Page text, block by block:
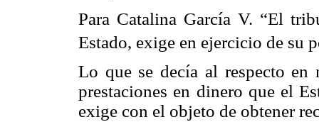
Para Catalina García V. “El
Estado, exige en ejercicio de su
Lo que se decía al respecto en
prestaciones en dinero que el
exige con el objeto de obtener